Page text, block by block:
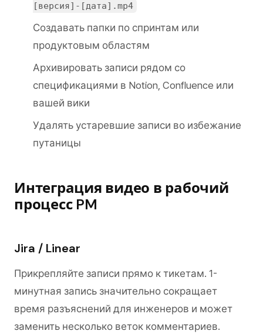
[версия]-[дата].mp4
Создавать папки по спринтам или
продуктовым областям
Архивировать записи рядом со
спецификациями в Notion, Confluence или
вашей вики
Удалять устаревшие записи во избежание
путаницы
Интеграция видео в рабочий
процесс PM
Jira / Linear
Прикрепляйте записи прямо к тикетам. 1-
минутная запись значительно сокращает
время разъяснений для инженеров и может
заменить несколько веток комментариев.